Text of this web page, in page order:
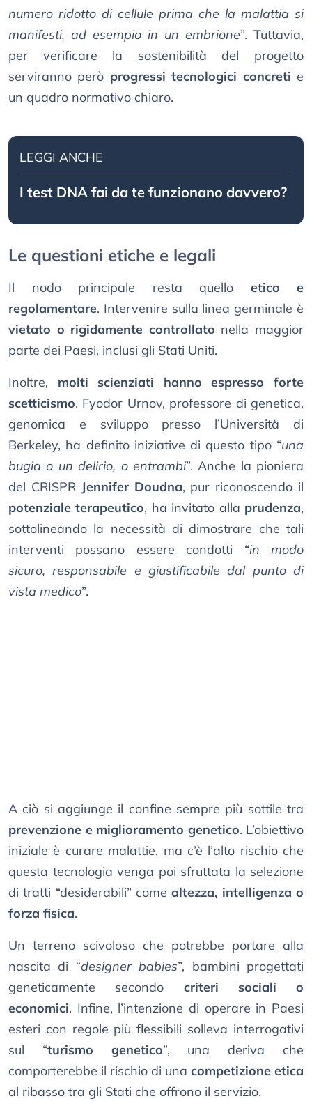
numero ridotto di cellule prima che la malattia si
manifesti, ad esempio in un embrione”. Tuttavia,
per verificare la sostenibilità del progetto
serviranno però progressi tecnologici concreti e
un quadro normativo chiaro.
LEGGI ANCHE
I test DNA fai da te funzionano davvero?
Le questioni etiche e legali
Il nodo principale resta quello etico e
regolamentare. Intervenire sulla linea germinale è
vietato o rigidamente controllato nella maggior
parte dei Paesi, inclusi gli Stati Uniti.
Inoltre, molti scienziati hanno espresso forte
scetticismo. Fyodor Urnov, professore di genetica,
genomica e sviluppo presso l’Università di
Berkeley, ha definito iniziative di questo tipo “una
bugia o un delirio, o entrambi”. Anche la pioniera
del CRISPR Jennifer Doudna, pur riconoscendo il
potenziale terapeutico, ha invitato alla prudenza,
sottolineando la necessità di dimostrare che tali
interventi possano essere condotti “in modo
sicuro, responsabile e giustificabile dal punto di
vista medico”.
A ciò si aggiunge il confine sempre più sottile tra
prevenzione e miglioramento genetico. L’obiettivo
iniziale è curare malattie, ma c’è l’alto rischio che
questa tecnologia venga poi sfruttata la selezione
di tratti “desiderabili” comealtezza, intelligenza o
forza fisica.
Un terreno scivoloso che potrebbe portare alla
nascita di “designer babies”, bambini progettati
geneticamente secondo criteri sociali o
economici. Infine, l’intenzione di operare in Paesi
esteri con regole più flessibili solleva interrogativi
sul “turismo genetico”, una deriva che
comporterebbe il rischio di una competizione etica
al ribasso tra gli Stati che offrono il servizio.